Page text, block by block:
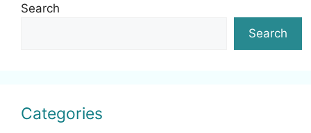
Search
Search
Categories